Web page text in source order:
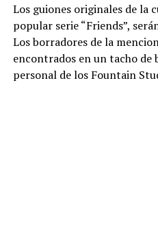
Los guiones originales de la
popular serie “Friends”,
Los borradores de la
encontrados en un tacho de
personal de los Fountain